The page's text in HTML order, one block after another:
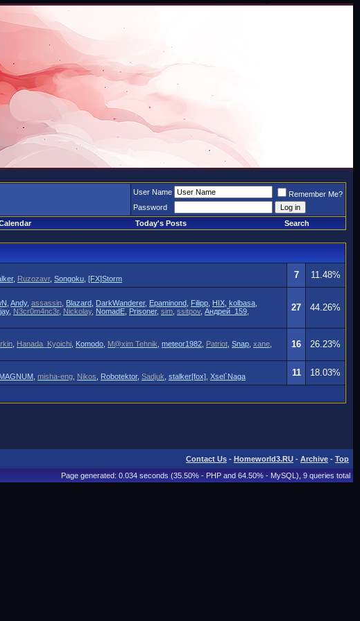
User Name
Remember Me?
Password
Today's Posts Search
, Ruzozavr, Songoku [FX]Storm 7 11.48%
Andy, assassin Blazard DarkWanderer, Epaminond Filipp HIX kolbasa
, N3cr0m4nc3r, Nickolay, NomadE Prisoner, sim ssitpov, Андрей_159 27 44.26%
Hanada_Kyoichi Komodo M@xim Tehnik meteor1982 Patriot Snap xane 16 26.23%
MAGNUM misha-eng Nikos Robotektor, Sadjuk stalker[fox] Xsel`Naga 11 18.03%
Contact Us - Homeworld3.RU - Archive - Top
Page generated: 0.034 seconds (35.50% - PHP and 64.50% - MySQL), 9 queries total